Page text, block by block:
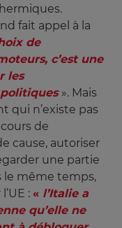
fait appel à la
de
c’est une
les
». Mais
qui n’existe pas
de
cause, autoriser
une partie
le même temps,
: « l’Italie a
qu’elle ne